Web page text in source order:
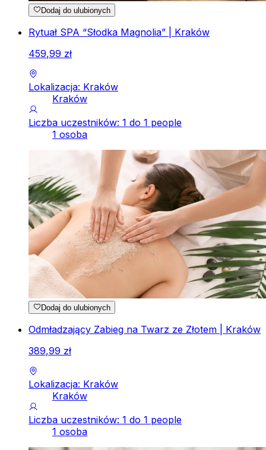
Dodaj do ulubionych
Rytuał SPA “Słodka Magnolia” | Kraków
459,99 zł
Lokalizacja: Kraków
Kraków
Liczba uczestników: 1 do 1 people
1 osoba
Dodaj do ulubionych
Odmładzający Zabieg na Twarz ze Złotem | Kraków
389,99 zł
Lokalizacja: Kraków
Kraków
Liczba uczestników: 1 do 1 people
1 osoba